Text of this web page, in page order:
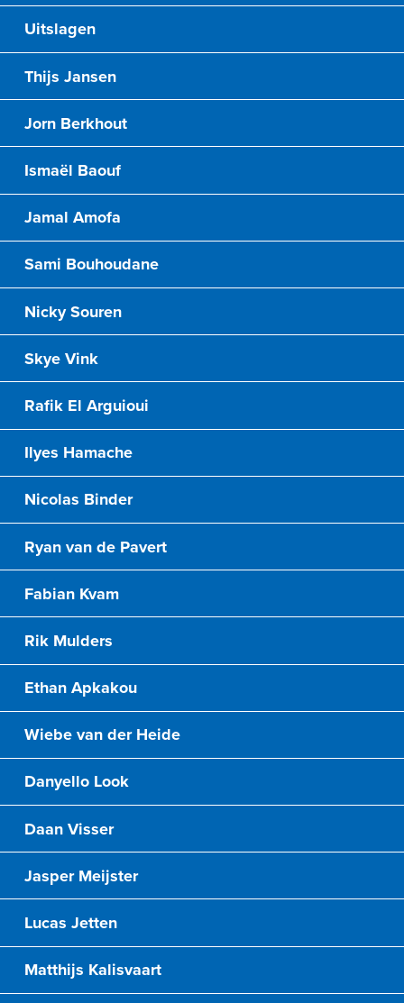
Uitslagen
Thijs Jansen
Jorn Berkhout
Ismaël Baouf
Jamal Amofa
Sami Bouhoudane
Nicky Souren
Skye Vink
Rafik El Arguioui
Ilyes Hamache
Nicolas Binder
Ryan van de Pavert
Fabian Kvam
Rik Mulders
Ethan Apkakou
Wiebe van der Heide
Danyello Look
Daan Visser
Jasper Meijster
Lucas Jetten
Matthijs Kalisvaart